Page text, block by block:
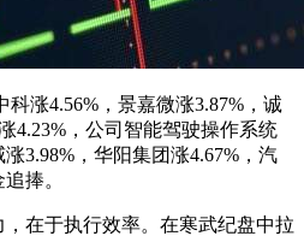
科涨4.56%，景嘉微涨3.87%，诚
4.23%，公司智能驾驶操作系统
3.98%，华阳集团涨4.67%，汽
捧。
在于执行效率。在寒武纪盘中拉